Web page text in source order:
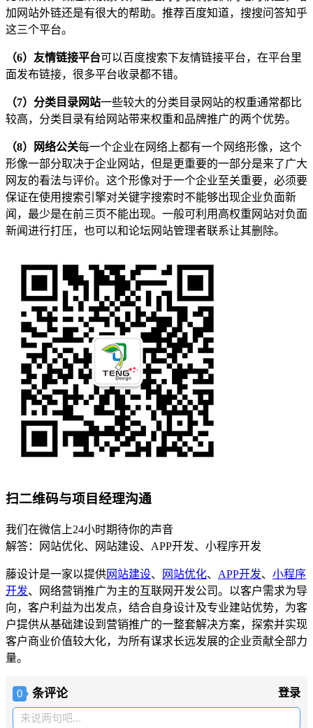
加网站外链还是有很大的帮助。推荐百度知道，搜搜问答知乎
这三个平台。
（6）友情链接平台可以百度搜索下友情链接平台，在平台里
面发布链接，很多平台收录都不错。
（7）分类目录网站一些较大的分类目录网站的权重通常都比
较高，分类目录有给网站带来权重和品牌推广的两个优势。
（8）网络公关每一个企业在网络上都有一个网络形像，这个
形像一部分取决于企业网站，但是更重要的一部分是来了广大
网友的看法与评价。这个形像对于一个企业至关重要，必须要
保证在使用搜索引擎对关键字搜索时不能够出现企业负面新
闻，最少是在前三页不能出现。一般可利用高权重网站对负面
新闻进行打压，也可以和论坛网站管理者联系让其删除。
扫二维码与项目经理沟通
我们在微信上24小时期待你的声音
解答：网站优化、网站建设、APP开发、小程序开发
藤设计是一家以提供网站建设、 网站优化、 APP开发、 小程序
开发、网络营销推广为主的互联网开发公司。以客户需求为导
向，客户利益为出发点，结合自身设计及专业建站优势，为客
户提供从基础建设到营销推广的一整套解决方案，探索并实现
客户商业价值较大化，为所有谋求长远发展的企业贡献全部力
量。
0 条评论 登录
来说两句吧...